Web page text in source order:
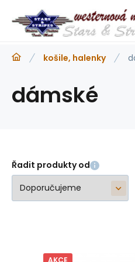
košile, halenky
dámské
Řadit produkty od
AKCE